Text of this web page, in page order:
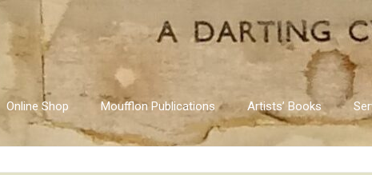
Online Shop Moufflon Publications Artists’ Books